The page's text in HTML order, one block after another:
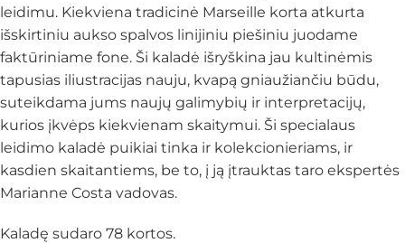
leidimu. Kiekviena tradicinė Marseille korta atkurta
išskirtiniu aukso spalvos linijiniu piešiniu juodame
faktūriniame fone. Ši kaladė išryškina jau kultinėmis
tapusias iliustracijas nauju, kvapą gniaužiančiu būdu,
suteikdama jums naujų galimybių ir interpretacijų,
kurios įkvėps kiekvienam skaitymui. Ši specialaus
leidimo kaladė puikiai tinka ir kolekcionieriams, ir
kasdien skaitantiems, be to, į ją įtrauktas taro ekspertės
Marianne Costa vadovas.
Kaladę sudaro 78 kortos.